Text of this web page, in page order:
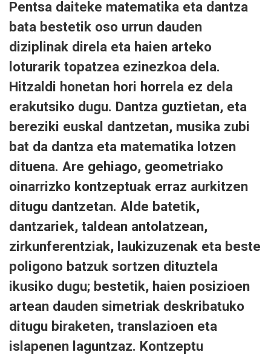
Pentsa daiteke matematika eta dantza
bata bestetik oso urrun dauden
diziplinak direla eta haien arteko
loturarik topatzea ezinezkoa dela.
Hitzaldi honetan hori horrela ez dela
erakutsiko dugu. Dantza guztietan, eta
bereziki euskal dantzetan, musika zubi
bat da dantza eta matematika lotzen
dituena. Are gehiago, geometriako
oinarrizko kontzeptuak erraz aurkitzen
ditugu dantzetan. Alde batetik,
dantzariek, taldean antolatzean,
zirkunferentziak, laukizuzenak eta beste
poligono batzuk sortzen dituztela
ikusiko dugu; bestetik, haien posizioen
artean dauden simetriak deskribatuko
ditugu biraketen, translazioen eta
islapenen laguntzaz. Kontzeptu